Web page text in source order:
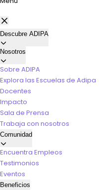
Descubre ADIPA
Nosotros
Sobre ADIPA
Explora las Escuelas de Adipa
Docentes
Impacto
Sala de Prensa
Trabaja con nosotros
Comunidad
Encuentra Empleos
Testimonios
Eventos
Beneficios